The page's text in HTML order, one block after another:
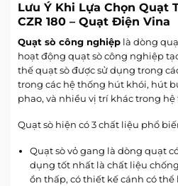
Lưu Ý Khi Lựa Chọn Quạt
CZR 180 – Quạt Điện Vina
Quạt sò công nghiệp là dòng
hoạt động quạt sò công nghiệp
thế quạt sò được sử dụng trong
trong các hệ thống hút khói, hút
phao, và nhiều vị trí khác trong
Quạt sò hiện có 3 chất liệu phổ
Quạt sò vỏ gang là dòng quạt
dụng tốt nhất là chất liệu
ồn thấp, có thiết kế cánh có